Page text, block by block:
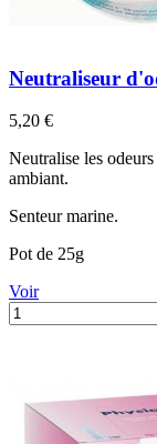
Neutraliseur
5,20 €Prix
Neutralise les
ambiant.
Senteur marine.
Pot de 25g
Voir